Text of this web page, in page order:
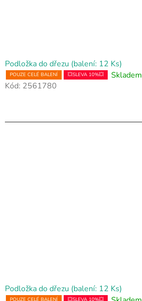
Podložka do dřezu (balení: 12 Ks)
POUZE CELÉ BALENÍ 💥SLEVA 10%💥 Skladem
Kód: 2561780
Podložka do dřezu (balení: 12 Ks)